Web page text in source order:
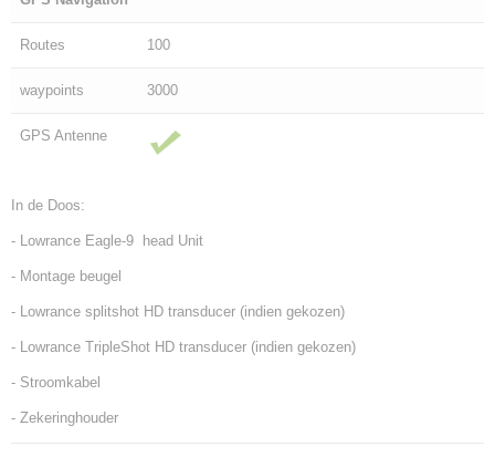
Routes 100
waypoints 3000
GPS Antenne
In de Doos:
- Lowrance Eagle-9 head Unit
- Montage beugel
- Lowrance splitshot HD transducer (indien gekozen)
- Lowrance TripleShot HD transducer (indien gekozen)
- Stroomkabel
- Zekeringhouder